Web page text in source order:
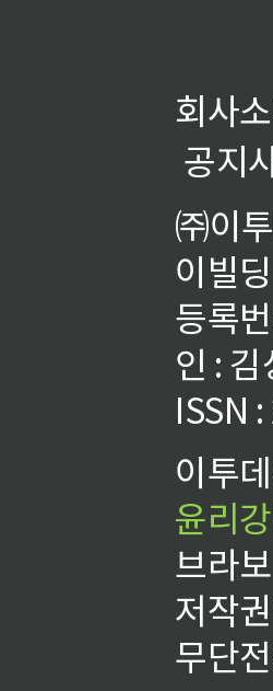
회사
공지
㈜이
이빌
등록
인 :
ISSN
이투
윤리
브라
저작
무단